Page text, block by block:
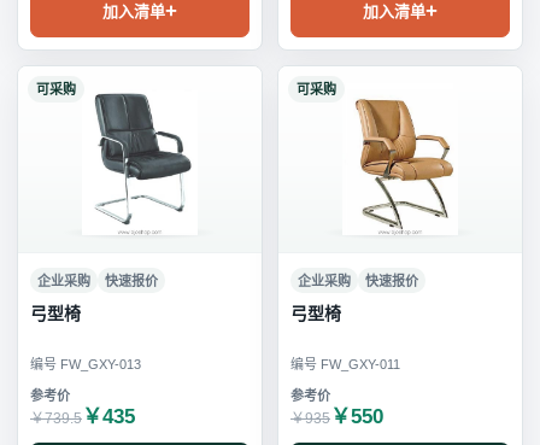
加入清单 加入清单
可采购
企业采购 快速报价
弓型椅
编号 FW_GXY-013
￥739.5 ￥435
可采购
企业采购 快速报价
弓型椅
编号 FW_GXY-011
￥935 ￥550